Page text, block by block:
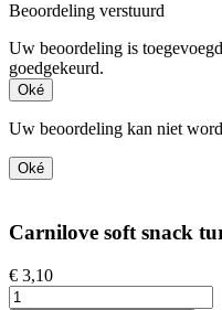
Beoordeling verstuurd
Uw beoordeling is
goedgekeurd.
Oké
Uw beoordeling kan niet
Oké
Carnilove soft snack
€ 3,10